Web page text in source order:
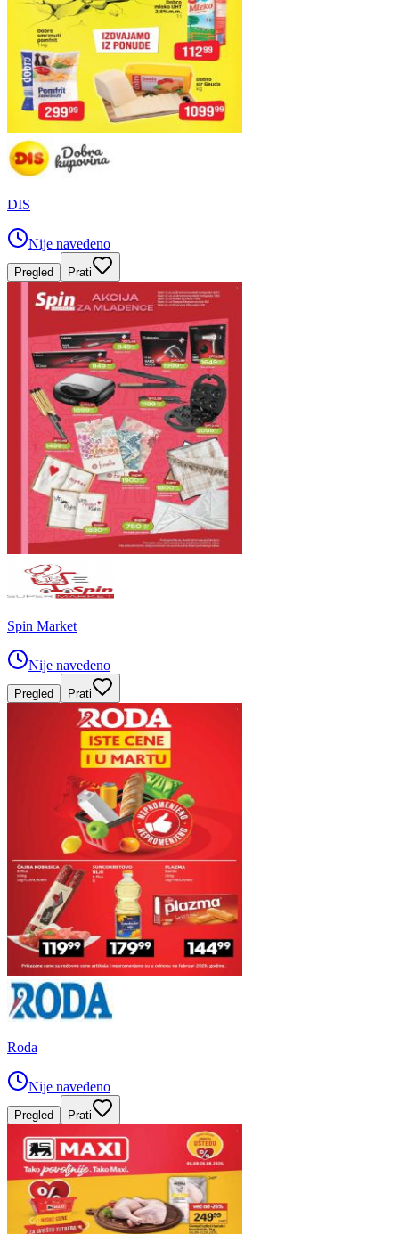
DIS
Nije navedeno
Pregled Prati
Spin Market
Nije navedeno
Pregled Prati
Roda
Nije navedeno
Pregled Prati